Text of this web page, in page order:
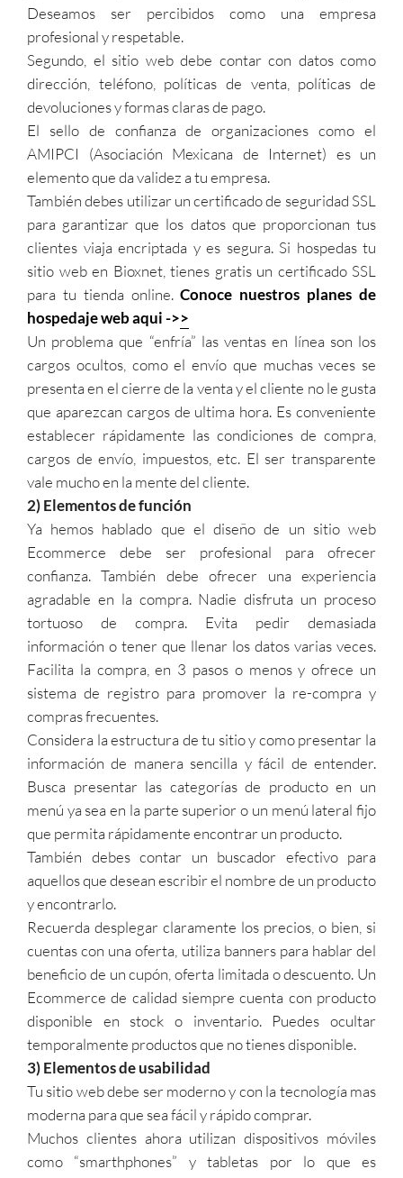
Deseamos ser percibidos como una empresa
profesional y respetable.
Segundo, el sitio web debe contar con datos como
dirección, teléfono, políticas de venta, políticas de
devoluciones y formas claras de pago.
El sello de confianza de organizaciones como el
AMIPCI (Asociación Mexicana de Internet) es un
elemento que da validez a tu empresa.
También debes utilizar un certificado de seguridad SSL
para garantizar que los datos que proporcionan tus
clientes viaja encriptada y es segura. Si hospedas tu
sitio web en Bioxnet, tienes gratis un certificado SSL
para tu tienda online.Conoce nuestros planes de
hospedaje web aqui ->>
Un problema que “enfría” las ventas en línea son los
cargos ocultos, como el envío que muchas veces se
presenta en el cierre de la venta y el cliente no le gusta
que aparezcan cargos de ultima hora. Es conveniente
establecer rápidamente las condiciones de compra,
cargos de envío, impuestos, etc. El ser transparente
vale mucho en la mente del cliente.
2) Elementos de función
Ya hemos hablado que el diseño de un sitio web
Ecommerce debe ser profesional para ofrecer
confianza. También debe ofrecer una experiencia
agradable en la compra. Nadie disfruta un proceso
tortuoso de compra. Evita pedir demasiada
información o tener que llenar los datos varias veces.
Facilita la compra, en 3 pasos o menos y ofrece un
sistema de registro para promover la re-compra y
compras frecuentes.
Considera la estructura de tu sitio y como presentar la
información de manera sencilla y fácil de entender.
Busca presentar las categorías de producto en un
menú ya sea en la parte superior o un menú lateral fijo
que permita rápidamente encontrar un producto.
También debes contar un buscador efectivo para
aquellos que desean escribir el nombre de un producto
y encontrarlo.
Recuerda desplegar claramente los precios, o bien, si
cuentas con una oferta, utiliza banners para hablar del
beneficio de un cupón, oferta limitada o descuento. Un
Ecommerce de calidad siempre cuenta con producto
disponible en stock o inventario. Puedes ocultar
temporalmente productos que no tienes disponible.
3) Elementos de usabilidad
Tu sitio web debe ser moderno y con la tecnología mas
moderna para que sea fácil y rápido comprar.
Muchos clientes ahora utilizan dispositivos móviles
como “smarthphones” y tabletas por lo que es